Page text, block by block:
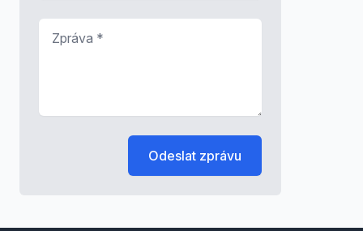
Odeslat zprávu